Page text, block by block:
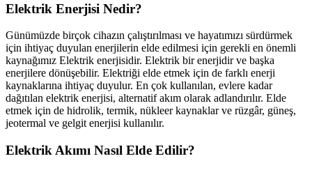
Elektrik Enerjisi Nedir?
Günümüzde birçok cihazın çalıştırılması ve hayatımızı sürdürmek
için ihtiyaç duyulan enerjilerin elde edilmesi için gerekli en önemli
kaynağımız Elektrik enerjisidir. Elektrik bir enerjidir ve başka
enerjilere dönüşebilir. Elektriği elde etmek için de farklı enerji
kaynaklarına ihtiyaç duyulur. En çok kullanılan, evlere kadar
dağıtılan elektrik enerjisi, alternatif akım olarak adlandırılır. Elde
etmek için de hidrolik, termik, nükleer kaynaklar ve rüzgâr, güneş,
jeotermal ve gelgit enerjisi kullanılır.
Elektrik Akımı Nasıl Elde Edilir?